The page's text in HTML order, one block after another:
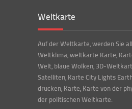
Weltkarte
Auf der Weltkarte, werden Sie
Weltklima, weltkarte Karte,
Welt, blaue Wolken, 3D-
Satelliten, Karte City Lights
drucken, Karte, Karte von der
der politischen Weltkarte.